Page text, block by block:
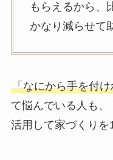
もらえるから、
かなり減らせて
「なにから手を付
て悩んでいる人も
活用して家づくりを